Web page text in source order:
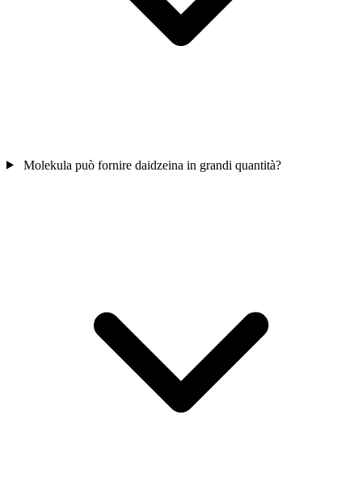
Molekula può fornire daidzeina in grandi quantità?